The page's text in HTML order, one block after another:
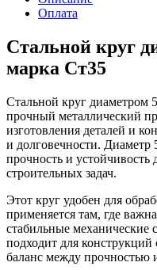
Оплата
Стальной круг
марка Ст35
Стальной круг диаметром
прочный металлический
изготовления деталей и
и долговечности. Диаметр
прочность и
строительных задач.
Этот круг удобен для
применяется там, где
стабильные механические
подходит для конструкций
баланс между прочностью